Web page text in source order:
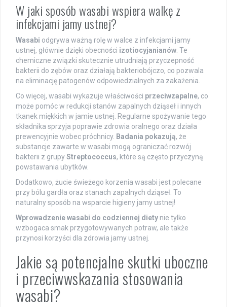
W jaki sposób wasabi wspiera walkę z
infekcjami jamy ustnej?
Wasabi odgrywa ważną rolę w walce z infekcjami jamy
ustnej, głównie dzięki obecności izotiocyjanianów . Te
chemiczne związki skutecznie utrudniają przyczepność
bakterii do zębów oraz działają bakteriobójczo, co pozwala
na eliminację patogenów odpowiedzialnych za zakażenia.
Co więcej, wasabi wykazuje właściwości przeciwzapalne, co
może pomóc w redukcji stanów zapalnych dziąseł i innych
tkanek miękkich w jamie ustnej. Regularne spożywanie tego
składnika sprzyja poprawie zdrowia oralnego oraz działa
prewencyjnie wobec próchnicy. Badania pokazują, że
substancje zawarte w wasabi mogą ograniczać rozwój
bakterii z grupyStreptococcus, które są często przyczyną
powstawania ubytków.
Dodatkowo, żucie świeżego korzenia wasabi jest polecane
przy bólu gardła oraz stanach zapalnych dziąseł. To
naturalny sposób na wsparcie higieny jamy ustnej!
Wprowadzenie wasabi do codziennej diety nie tylko
wzbogaca smak przygotowywanych potraw, ale także
przynosi korzyści dla zdrowia jamy ustnej.
Jakie są potencjalne skutki uboczne
i przeciwwskazania stosowania
wasabi?